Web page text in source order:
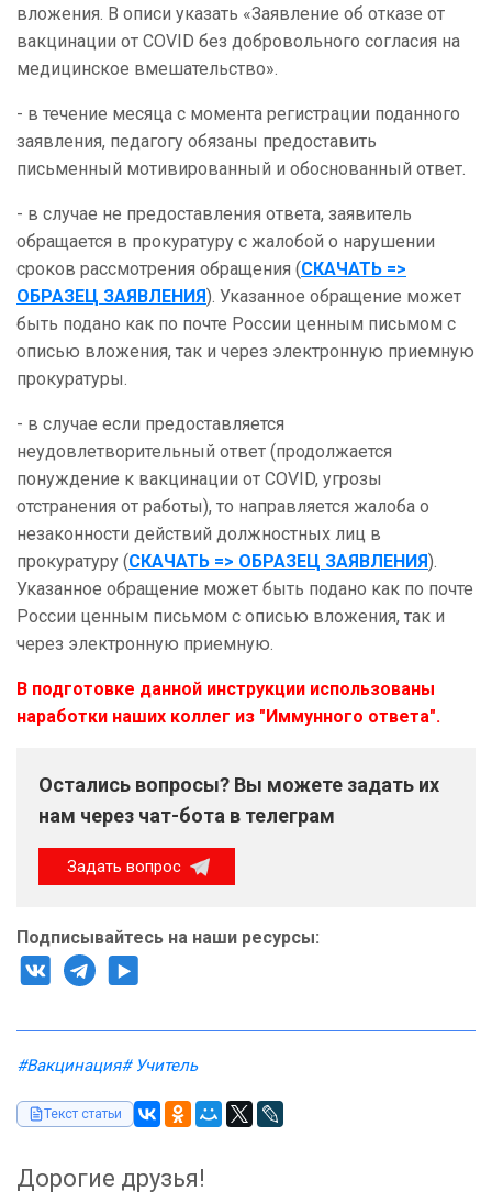
вложения. В описи указать «Заявление об отказе от
вакцинации от COVID без добровольного согласия на
медицинское вмешательство».
- в течение месяца с момента регистрации поданного
заявления, педагогу обязаны предоставить
письменный мотивированный и обоснованный ответ.
- в случае не предоставления ответа, заявитель
обращается в прокуратуру с жалобой о нарушении
сроков рассмотрения обращения (СКАЧАТЬ =>
ОБРАЗЕЦ ЗАЯВЛЕНИЯ). Указанное обращение может
быть подано как по почте России ценным письмом с
описью вложения, так и через электронную приемную
прокуратуры.
- в случае если предоставляется
неудовлетворительный ответ (продолжается
понуждение к вакцинации от COVID, угрозы
отстранения от работы), то направляется жалоба о
незаконности действий должностных лиц в
прокуратуру (СКАЧАТЬ => ОБРАЗЕЦ ЗАЯВЛЕНИЯ).
Указанное обращение может быть подано как по почте
России ценным письмом с описью вложения, так и
через электронную приемную.
В подготовке данной инструкции использованы
наработки наших коллег из "Иммунного ответа".
Остались вопросы? Вы можете задать их
нам через чат-бота в телеграм
Задать вопрос
Подписывайтесь на наши ресурсы:
#Вакцинация# Учитель
Текст статьи
Дорогие друзья!